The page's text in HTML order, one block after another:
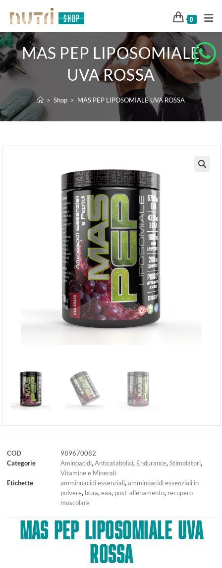
0
MAS PEP LIPOSOMIALE
UVA ROSSA
> Shop > MAS PEP LIPOSOMIALE UVA ROSSA
COD
989670082
Categorie
Aminoacidi,Anticatabolici, Endurance,Stimolatori,
Vitamine e Minerali
Etichette
amminoacidi essenziali,amminoacidi essenziali in
polvere, bcaa,eaa, post-allenamento, recupero
muscolare
MAS PEP LIPOSOMIALE UVA
ROSSA